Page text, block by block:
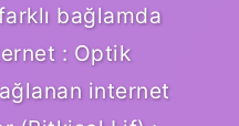
bağlamda
: Optik
internet